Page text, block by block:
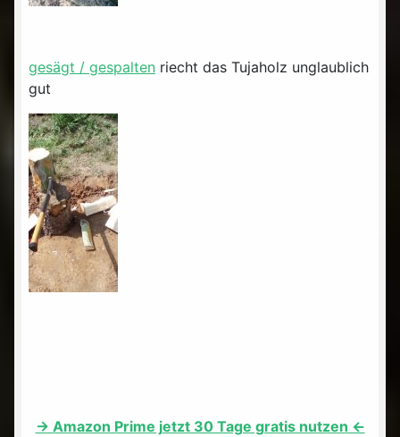
gesägt / gespalten riecht das Tujaholz unglaublich
gut
-> Amazon Prime jetzt 30 Tage gratis nutzen <-